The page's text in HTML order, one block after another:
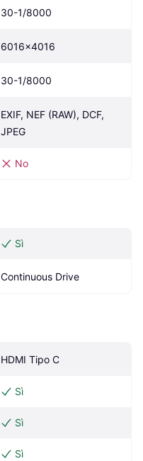
30-1/8000
6016x4016
30-1/8000
EXIF, NEF (RAW), DCF,
JPEG
No
Sì
Continuous Drive
HDMI Tipo C
Sì
Sì
Sì